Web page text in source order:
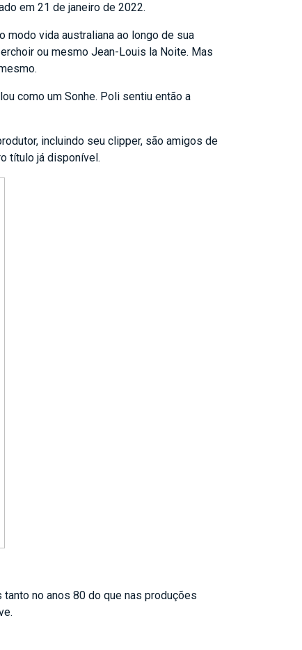
em 21 de janeiro de 2022.
modo vida australiana ao longo de sua
ou mesmo Jean-Louis la Noite. Mas
como um Sonhe. Poli sentiu então a
incluindo seu clipper, são amigos de
título já disponível.
no anos 80 do que nas produções